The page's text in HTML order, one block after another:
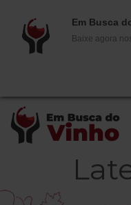
Em Busca
Baixe agora